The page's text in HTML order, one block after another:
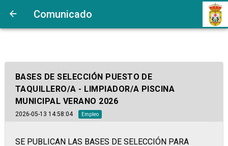
https://www.bandomovil.com/userFiles/Px/
no esimagenComunicado
BASES DE SELECCIÓN PUESTO DE
TAQUILLERO/A - LIMPIADOR/A PISCINA
MUNICIPAL VERANO 2026
2026-05-13 14:58:04 Empleo
SE PUBLICAN LAS BASES DE SELECCIÓN PARA